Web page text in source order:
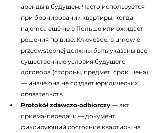
аренды в будущем. Часто используется
при бронировании квартиры, когда
najemca ещё не в Польше или ожидает
решения по визе. Ключевое: в umowie
przedwstępnej должны быть указаны все
существенные условия будущего
договора (стороны, предмет, срок, цена)
— иначе она не создаёт юридических
обязательств.
Protokół zdawczo-odbiorczy — акт
приёма-передачи — документ,
фиксирующий состояние квартиры на